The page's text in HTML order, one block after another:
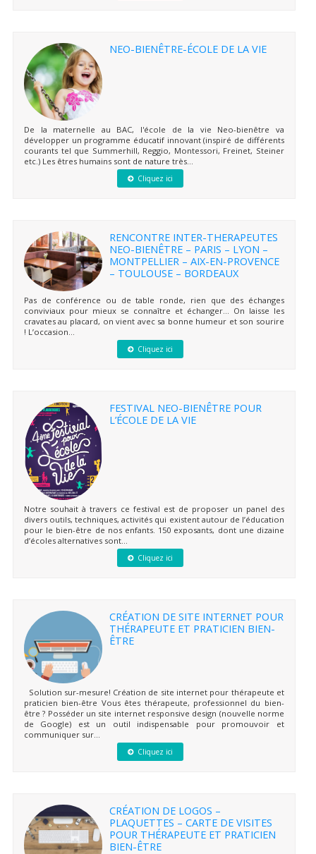
NEO-BIENÊTRE-ÉCOLE DE LA VIE
De la maternelle au BAC, l'école de la vie Neo-bienêtre va
développer un programme éducatif innovant (inspiré de différents
courants tel que Summerhill, Reggio, Montessori, Freinet, Steiner
etc.) Les êtres humains sont de nature très...
Cliquez ici
RENCONTRE INTER-THERAPEUTES
NEO-BIENÊTRE – PARIS – LYON –
MONTPELLIER – AIX-EN-PROVENCE
– TOULOUSE – BORDEAUX
Pas de conférence ou de table ronde, rien que des échanges
conviviaux pour mieux se connaître et échanger… On laisse les
cravates au placard, on vient avec sa bonne humeur et son sourire
! L’occasion...
Cliquez ici
FESTIVAL NEO-BIENÊTRE POUR
L’ÉCOLE DE LA VIE
Notre souhait à travers ce festival est de proposer un panel des
divers outils, techniques, activités qui existent autour de l’éducation
pour le bien-être de nos enfants. 150 exposants, dont une dizaine
d’écoles alternatives sont...
Cliquez ici
CRÉATION DE SITE INTERNET POUR
THÉRAPEUTE ET PRATICIEN BIEN-
ÊTRE
Solution sur-mesure! Création de site internet pour thérapeute et
praticien bien-être Vous êtes thérapeute, professionnel du bien-
être ? Posséder un site internet responsive design (nouvelle norme
de Google) est un outil indispensable pour promouvoir et
communiquer sur...
Cliquez ici
CRÉATION DE LOGOS –
PLAQUETTES – CARTE DE VISITES
POUR THÉRAPEUTE ET PRATICIEN
BIEN-ÊTRE